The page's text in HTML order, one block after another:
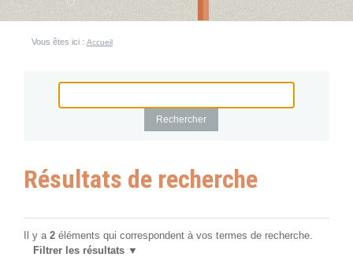
Vous êtes ici : Accueil
Résultats de recherche
Il y a 2 éléments qui correspondent à vos termes de recherche.
Filtrer les résultats